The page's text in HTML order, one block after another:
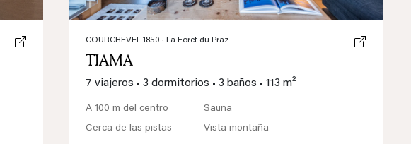
COURCHEVEL 1850· La Foret du Praz
TIAMA
7 viajeros • 3 dormitorios • 3 baños • 113 m²
A 100 m del centro
Cerca de las pistas
Sauna
Vista montaña